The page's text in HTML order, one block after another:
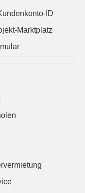
ID
Marktplatz